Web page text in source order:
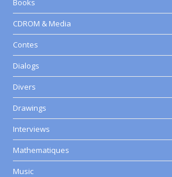
Books
CDROM & Media
Contes
Dialogs
Divers
Drawings
Interviews
Mathematiques
Music